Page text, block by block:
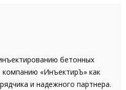
бетонных
компанию «ИнъектирЪ» как
и надежного партнера.